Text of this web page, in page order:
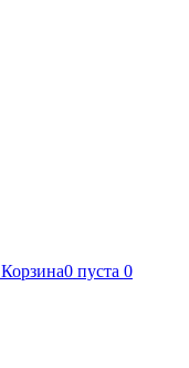
Корзина0 пуста 0